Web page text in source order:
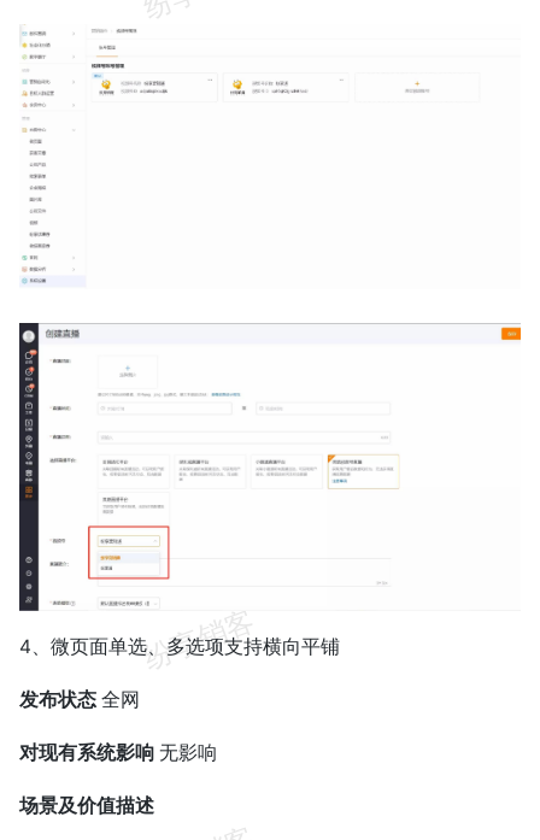
4、微页面单选、多选项支持横向平铺
发布状态 全网
对现有系统影响 无影响
场景及价值描述